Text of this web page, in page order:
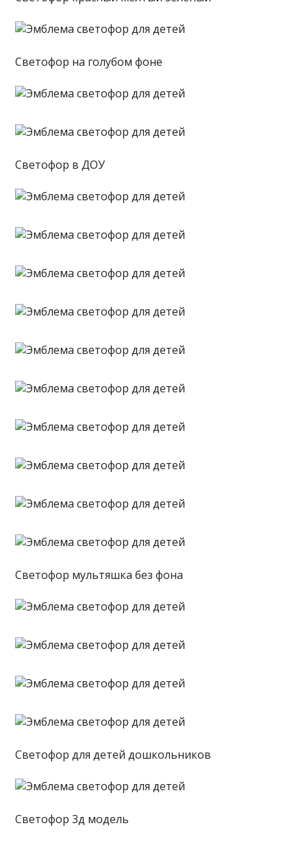
Светофор на голубом фоне
Светофор в ДОУ
Светофор мультяшка без фона
Светофор для детей дошкольников
Светофор 3д модель